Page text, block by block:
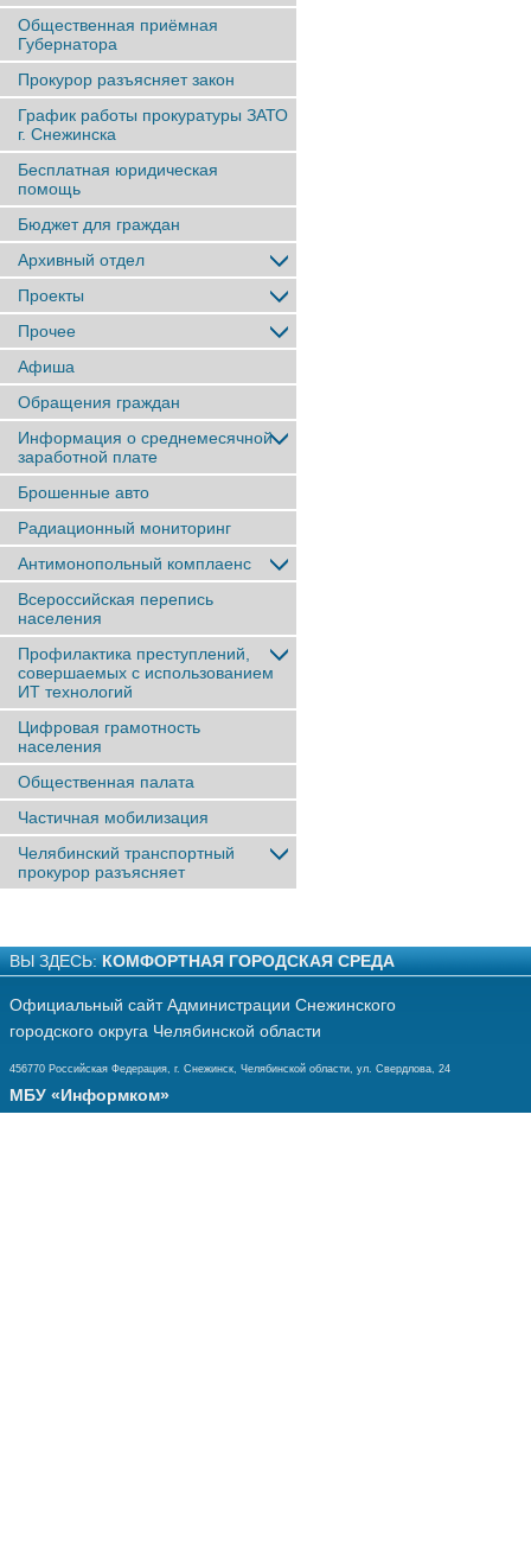
Общественная приёмная
Губернатора
Прокурор разъясняет закон
График работы прокуратуры ЗАТО
г. Снежинска
Бесплатная юридическая
помощь
Бюджет для граждан
Архивный отдел
Проекты
Прочее
Афиша
Обращения граждан
Информация о среднемесячной
заработной плате
Брошенные авто
Радиационный мониторинг
Антимонопольный комплаенс
Всероссийская перепись
населения
Профилактика преступлений,
совершаемых с использованием
ИТ технологий
Цифровая грамотность
населения
Общественная палата
Частичная мобилизация
Челябинский транспортный
прокурор разъясняет
ВЫ ЗДЕСЬ: КОМФОРТНАЯ ГОРОДСКАЯ СРЕДА
Официальный сайт Администрации Снежинского
городского округа Челябинской области
456770 Российская Федерация, г. Снежинск, Челябинской области, ул. Свердлова, 24
МБУ «Информком»